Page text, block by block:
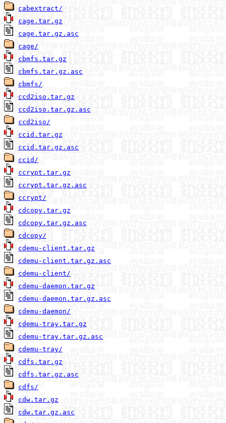
cabextract/
cage.tar.gz
cage.tar.gz.asc
cage/
cbmfs.tar.gz
cbmfs.tar.gz.asc
cbmfs/
ccd2iso.tar.gz
ccd2iso.tar.gz.asc
ccd2iso/
ccid.tar.gz
ccid.tar.gz.asc
ccid/
ccrypt.tar.gz
ccrypt.tar.gz.asc
ccrypt/
cdcopy.tar.gz
cdcopy.tar.gz.asc
cdcopy/
cdemu-client.tar.gz
cdemu-client.tar.gz.asc
cdemu-client/
cdemu-daemon.tar.gz
cdemu-daemon.tar.gz.asc
cdemu-daemon/
cdemu-tray.tar.gz
cdemu-tray.tar.gz.asc
cdemu-tray/
cdfs.tar.gz
cdfs.tar.gz.asc
cdfs/
cdw.tar.gz
cdw.tar.gz.asc